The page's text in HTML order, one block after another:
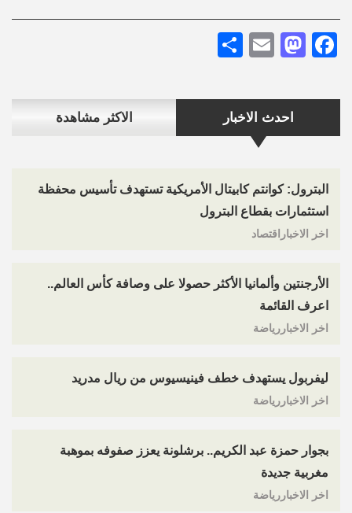
احدث الاخبار الاكثر مشاهدة
البترول: كوانتم كابيتال الأمريكية تستهدف تأسيس محفظة
استثمارات بقطاع البترول
اخر الاخباراقتصاد
الأرجنتين وألمانيا الأكثر حصولا على وصافة كأس العالم..
اعرف القائمة
اخر الاخباررياضة
ليفربول يستهدف خطف فينيسيوس من ريال مدريد
اخر الاخباررياضة
بجوار حمزة عبد الكريم.. برشلونة يعزز صفوفه بموهبة
مغربية جديدة
اخر الاخباررياضة
Facebook
Mastodon
Email